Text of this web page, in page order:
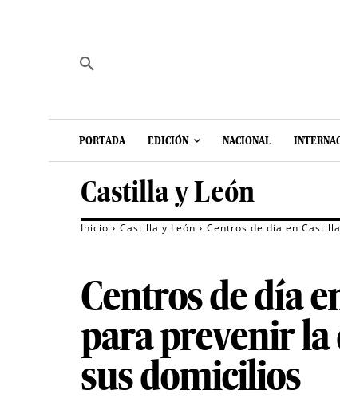
PORTADA EDICIÓN NACIONAL
Castilla y León
Inicio Castilla y León Centros de día en
Centros de día
para prevenir la
sus domicilios